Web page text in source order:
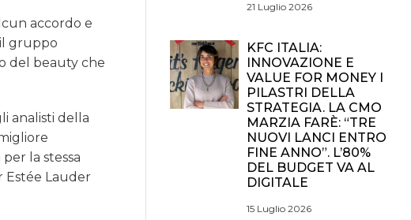
accordo e
il gruppo
del beauty che
analisti della
la stessa
Estée Lauder
21 Luglio 2026
KFC ITALIA:
INNOVAZIONE E
VALUE FOR MONEY I
PILASTRI DELLA
STRATEGIA. LA CMO
MARZIA FARÈ: “TRE
NUOVI LANCI ENTRO
FINE ANNO”. L’80%
DEL BUDGET VA AL
DIGITALE
15 Luglio 2026